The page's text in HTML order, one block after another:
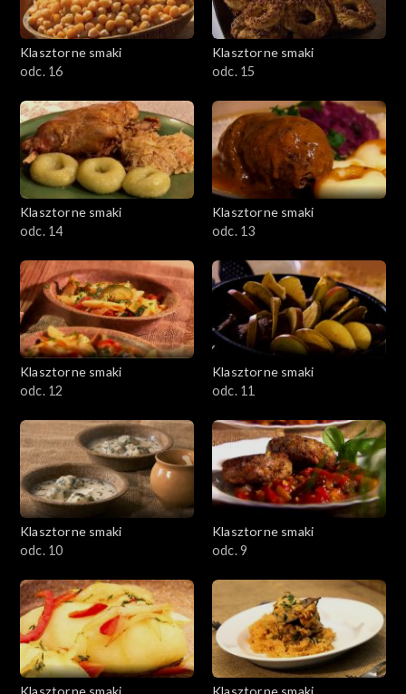
Klasztorne smaki
odc. 16
Klasztorne smaki
odc. 15
Klasztorne smaki
odc. 14
Klasztorne smaki
odc. 13
Klasztorne smaki
odc. 12
Klasztorne smaki
odc. 11
Klasztorne smaki
odc. 10
Klasztorne smaki
odc. 9
Klasztorne smaki
Klasztorne smaki